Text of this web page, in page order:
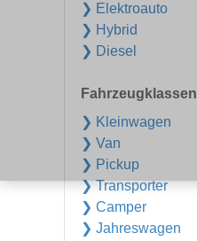
❯ Elektroauto
❯ Hybrid
❯ Diesel
Fahrzeugklassen
❯ Kleinwagen
❯ Van
❯ Pickup
❯ Transporter
❯ Camper
❯ Jahreswagen